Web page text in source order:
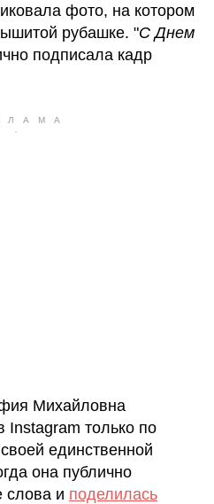
фото, на котором
рубашке. "С Днем
подписала кадр
Михайловна
только по
единственной
она публично
слова и поделилась